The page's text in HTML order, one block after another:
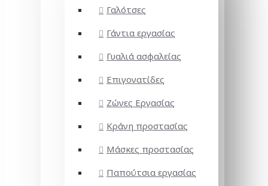
Γαλότσες
Γάντια εργασίας
Γυαλιά ασφαλείας
Επιγονατίδες
Ζώνες Εργασίας
Κράνη προστασίας
Μάσκες προστασίας
Παπούτσια εργασίας